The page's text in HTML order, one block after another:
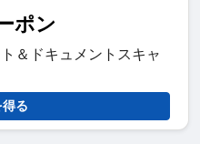
ポン
＆ドキュメントスキャ
る